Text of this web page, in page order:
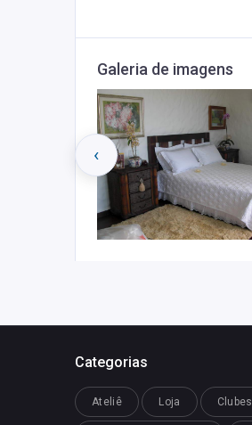
Galeria de imagens
‹
Categorias
Ateliê Loja Clubes